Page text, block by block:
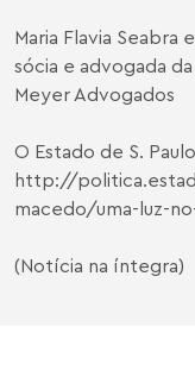
Maria Flavia Seabra e
sócia e advogada
Meyer Advogados
O Estado de S. Paulo
http://
macedo/uma-luz-
(Notícia na íntegra)